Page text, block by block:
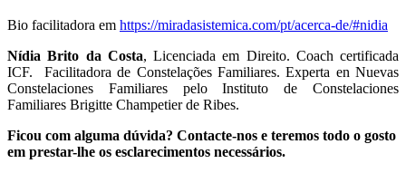
Bio facilitadora em https://miradasistemica.com/pt/acerca-de/#nidia
Nídia Brito da Costa, Licenciada em Direito. Coach certificada
ICF. Facilitadora de Constelações Familiares. Experta en Nuevas
Constelaciones Familiares pelo Instituto de Constelaciones
Familiares Brigitte Champetier de Ribes.
Ficou com alguma dúvida? Contacte-nos e teremos todo o gosto
em prestar-lhe os esclarecimentos necessários.